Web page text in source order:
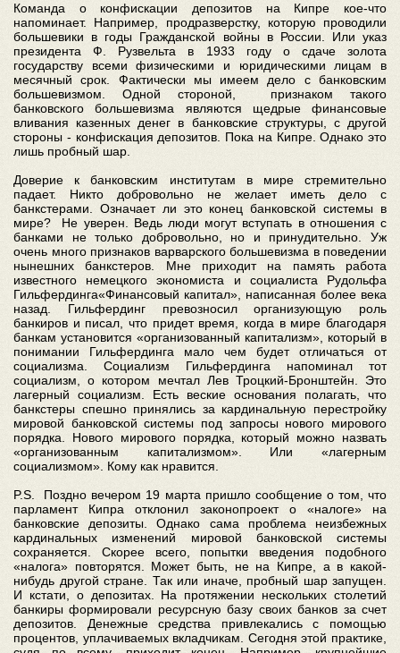
Команда о конфискации депозитов на Кипре кое-что
напоминает. Например, продразверстку, которую проводили
большевики в годы Гражданской войны в России. Или указ
президента Ф. Рузвельта в 1933 году о сдаче золота
государству всеми физическими и юридическими лицам в
месячный срок. Фактически мы имеем дело с банковским
большевизмом. Одной стороной, признаком такого
банковского большевизма являются щедрые финансовые
вливания казенных денег в банковские структуры, с другой
стороны - конфискация депозитов. Пока на Кипре. Однако это
лишь пробный шар.
Доверие к банковским институтам в мире стремительно
падает. Никто добровольно не желает иметь дело с
банкстерами. Означает ли это конец банковской системы в
мире? Не уверен. Ведь люди могут вступать в отношения с
банками не только добровольно, но и принудительно. Уж
очень много признаков варварского большевизма в поведении
нынешних банкстеров. Мне приходит на память работа
известного немецкого экономиста и социалиста Рудольфа
Гильфердинга«Финансовый капитал», написанная более века
назад. Гильфердинг превозносил организующую роль
банкиров и писал, что придет время, когда в мире благодаря
банкам установится «организованный капитализм», который в
понимании Гильфердинга мало чем будет отличаться от
социализма. Социализм Гильфердинга напоминал тот
социализм, о котором мечтал Лев Троцкий-Бронштейн. Это
лагерный социализм. Есть веские основания полагать, что
банкстеры спешно принялись за кардинальную перестройку
мировой банковской системы под запросы нового мирового
порядка. Нового мирового порядка, который можно назвать
«организованным капитализмом». Или «лагерным
социализмом». Кому как нравится.
P.S. Поздно вечером 19 марта пришло сообщение о том, что
парламент Кипра отклонил законопроект о «налоге» на
банковские депозиты. Однако сама проблема неизбежных
кардинальных изменений мировой банковской системы
сохраняется. Скорее всего, попытки введения подобного
«налога» повторятся. Может быть, не на Кипре, а в какой-
нибудь другой стране. Так или иначе, пробный шар запущен.
И кстати, о депозитах. На протяжении нескольких столетий
банкиры формировали ресурсную базу своих банков за счет
депозитов. Денежные средства привлекались с помощью
процентов, уплачиваемых вкладчикам. Сегодня этой практике,